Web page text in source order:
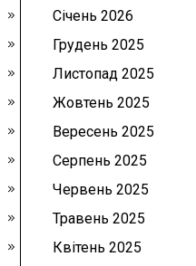
Січень 2026
Грудень 2025
Листопад 2025
Жовтень 2025
Вересень 2025
Серпень 2025
Червень 2025
Травень 2025
Квітень 2025